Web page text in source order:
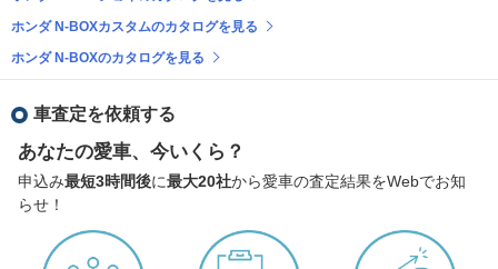
ホンダ N-BOXカスタムのカタログを見る
ホンダ N-BOXのカタログを見る
車査定を依頼する
あなたの愛車、今いくら？
申込み最短3時間後に最大20社から愛車の査定結果をWebでお知
らせ！